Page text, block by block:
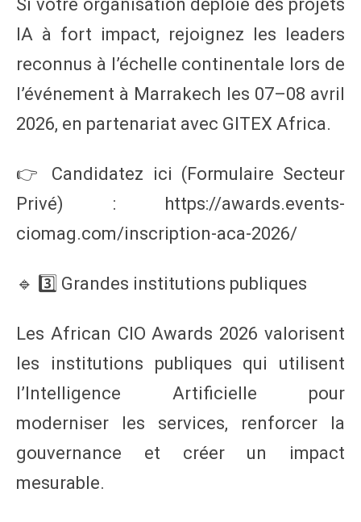
Si votre organisation déploie des projets
IA à fort impact, rejoignez les leaders
reconnus à l’échelle continentale lors de
l’événement à Marrakech les 07–08 avril
2026, en partenariat avec GITEX Africa.
👉 Candidatez ici (Formulaire Secteur
Privé) : https://awards.events-
ciomag.com/inscription-aca-2026/
🔹 3️⃣ Grandes institutions publiques
Les African CIO Awards 2026 valorisent
les institutions publiques qui utilisent
l’Intelligence Artificielle pour
moderniser les services, renforcer la
gouvernance et créer un impact
mesurable.